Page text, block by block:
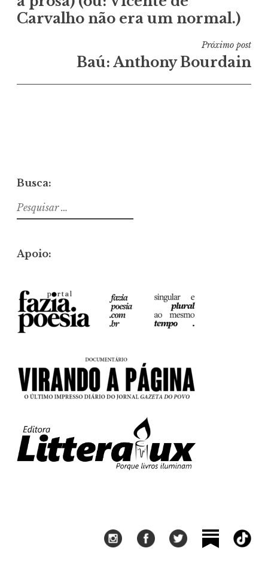
Carvalho não era um normal.)
Próximo post
Baú: Anthony Bourdain
Busca:
Pesquisar
por:
Apoio: